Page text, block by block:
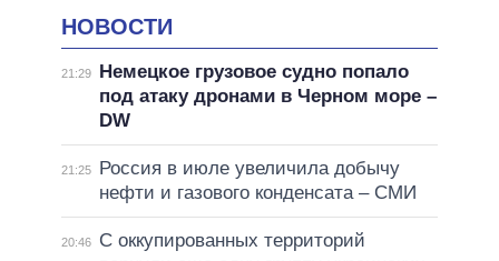
НОВОСТИ
21:29
Немецкое грузовое судно попало
под атаку дронами в Черном море –
DW
21:25
Россия в июле увеличила добычу
нефти и газового конденсата – СМИ
20:46
С оккупированных территорий